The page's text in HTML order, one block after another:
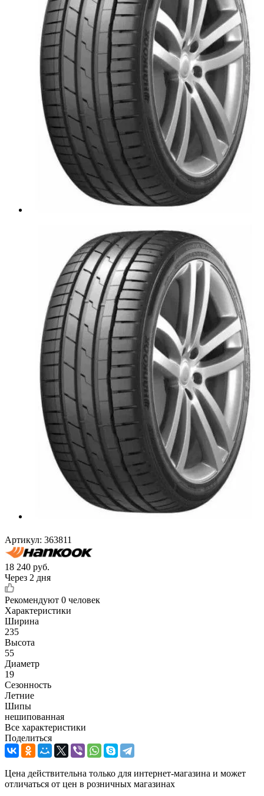
Артикул: 363811
18 240 руб.
Через 2 дня
Рекомендуют 0 человек
Характеристики
Ширина
235
Высота
55
Диаметр
19
Сезонность
Летние
Шипы
нешипованная
Все характеристики
Поделиться
Цена действительна только для интернет-магазина и может
отличаться от цен в розничных магазинах